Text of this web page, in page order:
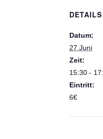
DETAILS
Datum:
27.Juni
Zeit:
15:30 -
Eintritt:
6€